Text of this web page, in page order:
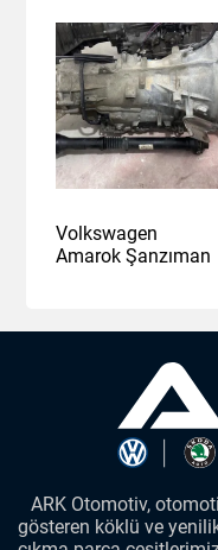
Volkswagen
Amarok Şanzıman
ARK Otomotiv,
gösteren köklü ve